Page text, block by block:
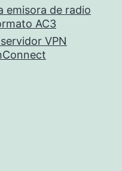
emisora de radio
AC3
VPN